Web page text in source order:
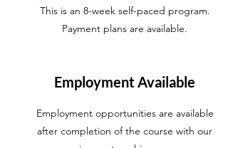
This is an 8-week self-paced program.
Payment plans are available.
Employment Available
Employment opportunities are available
after completion of the course with our